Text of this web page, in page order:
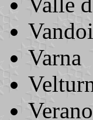
Varna
Verano